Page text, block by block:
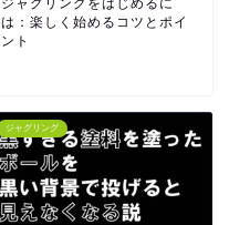
は：楽しく始めるコツとポイ
ント
ジャグリング